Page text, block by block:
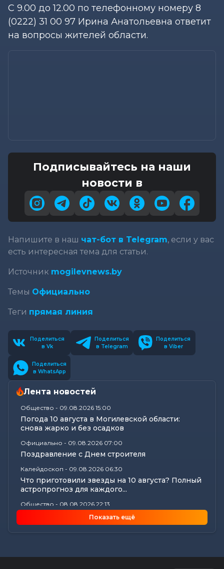
С 9.00 до 12.00 по телефонному номеру 8
(0222) 31 00 97 Ирина Анатольевна ответит
на вопросы жителей области.
Подписывайтесь на наши
новости в
Напишите в наш чат-бот в Telegram, если у вас
есть интересная тема для статьи.
Источник mogilevnews.by
Темы Официально
Теги прямая линия
Поделиться
в Vk
Поделиться
в Telegram
Поделиться
в Viber
Поделиться
в WhatsApp
Лента новостей
Общество - 09.08.2026 15:00
Погода 10 августа в Могилевской области:
снова жарко и без осадков
Официально - 09.08.2026 07:00
Поздравление с Днем строителя
Калейдоскоп - 09.08.2026 06:30
Что приготовили звезды на 10 августа? Полный
астропрогноз для каждого...
Общество - 08.08.2026 22:13
Как Шклов отметил «День огурца»
Показать ещё